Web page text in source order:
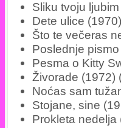
Sliku tvoju
Dete ulice
Što te večeras
Poslednje
Pesma o Kitty
Živorade (1972)
Noćas sam
Stojane, sine
Prokleta nedelja